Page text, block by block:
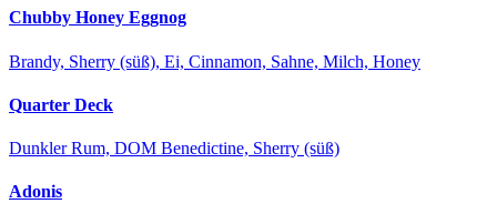
Chubby Honey Eggnog
Brandy, Sherry (süß), Ei, Cinnamon, Sahne, Milch, Honey
Quarter Deck
Dunkler Rum, DOM Benedictine, Sherry (süß)
Adonis